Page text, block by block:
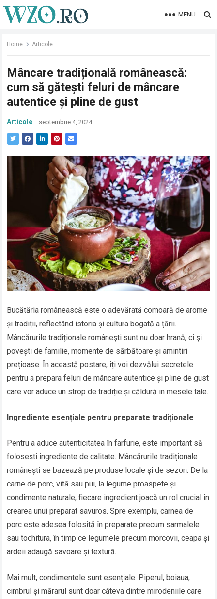
MENU
Home Articole
Mâncare tradițională românească:
cum să gătești feluri de mâncare
autentice și pline de gust
Articole septembrie 4, 2024 ·
Bucătăria românească este o adevărată comoară de arome
și tradiții, reflectând istoria și cultura bogată a țării.
Mâncărurile tradiționale românești sunt nu doar hrană, ci și
povești de familie, momente de sărbătoare și amintiri
prețioase. În această postare, îți voi dezvălui secretele
pentru a prepara feluri de mâncare autentice și pline de gust
care vor aduce un strop de tradiție și căldură în mesele tale.
Ingrediente esențiale pentru preparate tradiționale
Pentru a aduce autenticitatea în farfurie, este important să
folosești ingrediente de calitate. Mâncărurile tradiționale
românești se bazează pe produse locale și de sezon. De la
carne de porc, vită sau pui, la legume proaspete și
condimente naturale, fiecare ingredient joacă un rol crucial în
crearea unui preparat savuros. Spre exemplu, carnea de
porc este adesea folosită în preparate precum sarmalele
sau tochitura, în timp ce legumele precum morcovii, ceapa și
ardeii adaugă savoare și textură.
Mai mult, condimentele sunt esențiale. Piperul, boiaua,
cimbrul și mărarul sunt doar câteva dintre mirodeniile care